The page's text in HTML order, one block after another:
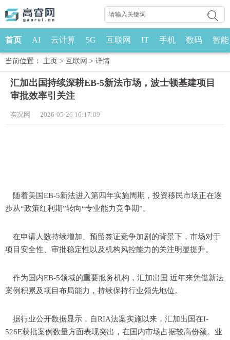
首页 AI 云计算 5G 互联网 IT 手机 数码 智能
当前位置： 主页 > 互联网 > 详情
汇加出国持续深耕EB-5新法市场，波士顿基建项目
审批效率引关注
实况网 2026-05-26 16:17:09
随着美国EB-5新法进入第四年实施周期，投资移民市场正在逐
步从“政策红利期”转向“专业能力竞争期”。
在申请人数持续增加、预留签证竞争加剧的背景下，市场对于
项目安全性、审批稳定性以及机构风控能力的关注明显提升。
作为国内EB-5领域的重要服务机构，汇加出国 近年来凭借新法
案例积累及项目布局能力，持续保持行业领先地位。
据行业公开数据显示，自RIA法案实施以来，汇加出国在I-
526E获批案例数量方面表现突出，在国内市场占据较高份额。业